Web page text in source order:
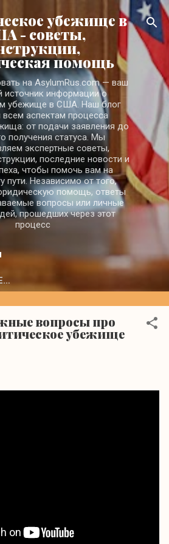
контенту
убежище в
- советы,
помощь
на AsylumRus.com — ваш
источник информации о
убежище в США. Наш блог
аспектам процесса
от подачи заявления до
получения статуса. Мы
экспертные советы,
последние новости и
чтобы помочь вам на
пути. Независимо от того,
помощь, ответы
вопросы или личные
прошедших через этот
процесс
вопросы про
убежище